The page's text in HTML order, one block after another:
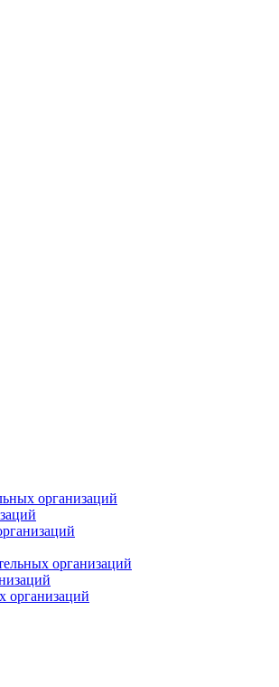
организаций
организаций
организаций